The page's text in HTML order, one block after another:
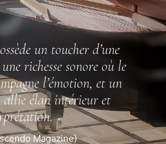
un toucher d’une
richesse sonore où le
l’émotion, et un
allie élan intérieur et
Magazine)